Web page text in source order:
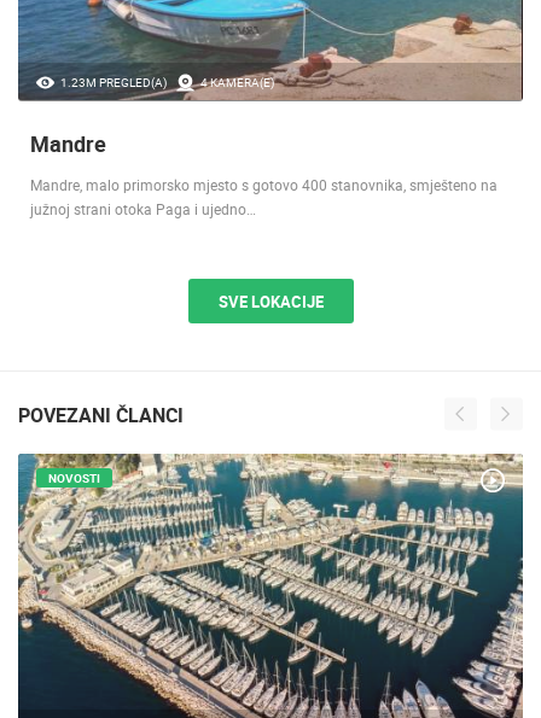
1.23M PREGLED(A) 4 KAMERA(E)
Mandre
Mandre, malo primorsko mjesto s gotovo 400 stanovnika, smješteno na
južnoj strani otoka Paga i ujedno…
SVE LOKACIJE
POVEZANI ČLANCI
NOVOSTI